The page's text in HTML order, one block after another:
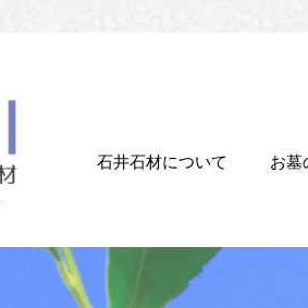
石井石材について お墓